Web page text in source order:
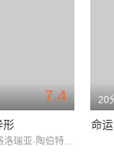
7.4
形
汤姆·特莱昂 / 格洛瑞亚·陶伯特 / Jack Orrison
20
命